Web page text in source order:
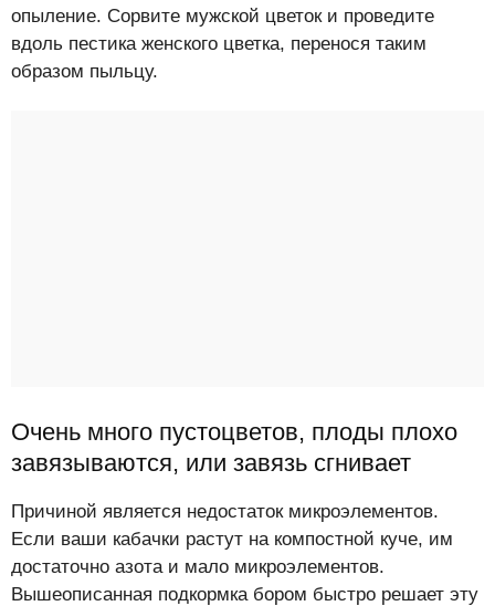
опыление. Сорвите мужской цветок и проведите
вдоль пестика женского цветка, перенося таким
образом пыльцу.
Очень много пустоцветов, плоды плохо
завязываются, или завязь сгнивает
Причиной является недостаток микроэлементов.
Если ваши кабачки растут на компостной куче, им
достаточно азота и мало микроэлементов.
Вышеописанная подкормка бором быстро решает эту